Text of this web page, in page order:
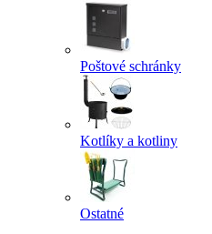
Poštové schránky
Kotlíky a kotliny
Ostatné